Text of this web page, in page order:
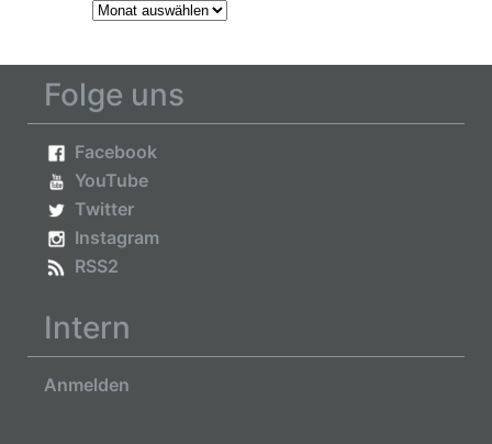
Archiv
Folge uns
Facebook
YouTube
Twitter
Instagram
RSS2
Intern
Anmelden